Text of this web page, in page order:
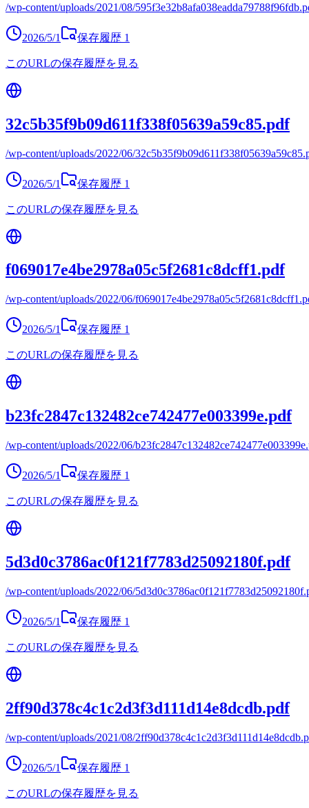
/wp-content/uploads/2021/08/
2026/5/1 保存履歴 1
このURLの保存履歴を見る
32c5b35f9b09d611f338f05639a59c85.pdf
/wp-content/uploads/2022/06/
2026/5/1 保存履歴 1
このURLの保存履歴を見る
f069017e4be2978a05c5f2681c8dcff1.pdf
/wp-content/uploads/2022/06/
2026/5/1 保存履歴 1
このURLの保存履歴を見る
b23fc2847c132482ce742477e003399e.pdf
/wp-content/uploads/2022/06/
2026/5/1 保存履歴 1
このURLの保存履歴を見る
5d3d0c3786ac0f121f7783d25092180f.pdf
/wp-content/uploads/2022/06/
2026/5/1 保存履歴 1
このURLの保存履歴を見る
2ff90d378c4c1c2d3f3d111d14e8dcdb.pdf
/wp-content/uploads/2021/08/
2026/5/1 保存履歴 1
このURLの保存履歴を見る